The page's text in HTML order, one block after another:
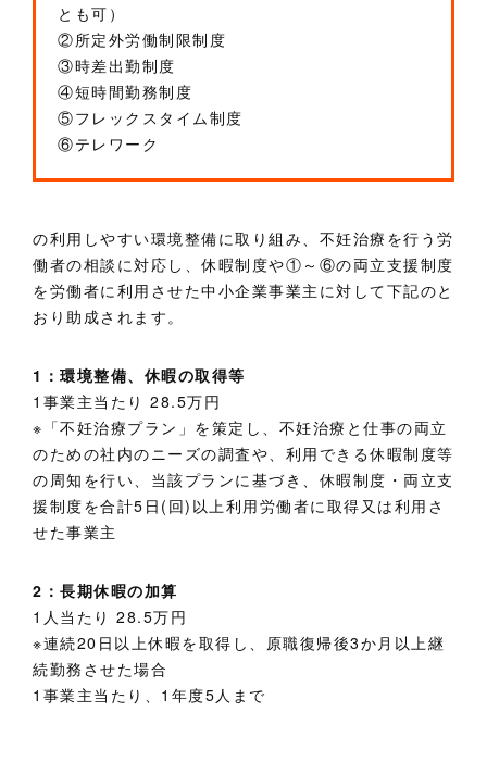
とも可）
②所定外労働制限制度
③時差出勤制度
④短時間勤務制度
⑤フレックスタイム制度
⑥テレワーク
の利用しやすい環境整備に取り組み、不妊治療を行う労
働者の相談に対応し、休暇制度や①～⑥の両立支援制度
を労働者に利用させた中小企業事業主に対して下記のと
おり助成されます。
1：環境整備、休暇の取得等
1事業主当たり 28.5万円
※「不妊治療プラン」を策定し、不妊治療と仕事の両立
のための社内のニーズの調査や、利用できる休暇制度等
の周知を行い、当該プランに基づき、休暇制度・両立支
援制度を合計5日(回)以上利用労働者に取得又は利用さ
せた事業主
2：長期休暇の加算
1人当たり 28.5万円
※連続20日以上休暇を取得し、原職復帰後3か月以上継
続勤務させた場合
1事業主当たり、1年度5人まで